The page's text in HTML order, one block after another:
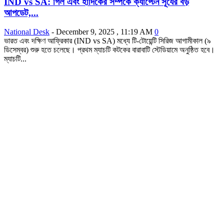
আপডেট,...
National Desk - December 9, 2025 , 11:19 AM 0
ভারত এবং দক্ষিণ আফ্রিকার (IND vs SA) মধ্যে টি-টোয়েন্টি সিরিজ আগামীকাল (৯
ডিসেম্বর) শুরু হতে চলেছে। প্রথম ম্যাচটি কটকের বারাবাটি স্টেডিয়ামে অনুষ্ঠিত হবে।
ম্যাচটি...